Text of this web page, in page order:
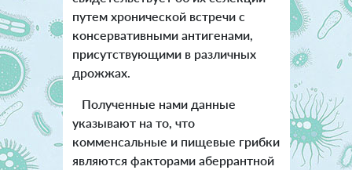
путем хронической встречи с
консервативными антигенами,
присутствующими в различных
дрожжах.
Полученные нами данные
указывают на то, что
комменсальные и пищевые грибки
являются факторами аберрантной